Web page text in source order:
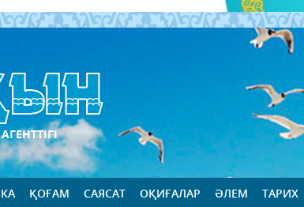
ҚОҒАМ САЯСАТ ОҚИҒАЛАР ӘЛЕМ ТАРИХ